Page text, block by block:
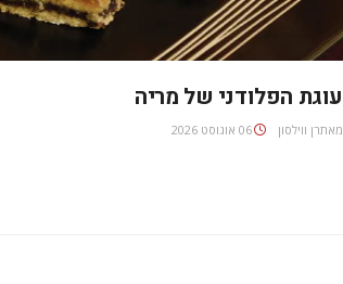
עוגת הפלודני של מריה
מאת 06 אוגוסט 2026